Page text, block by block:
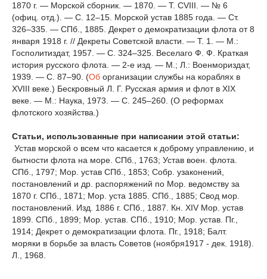
1870 г. — Морской сборник. — 1870. — Т. CVIII. — № 6
(офиц. отд.). — С. 12–15. Морской устав 1885 года. — Ст.
326–335. — СПб., 1885. Декрет о демократизации флота от 8
января 1918 г. // Декреты Советской власти. — Т. 1. — М.:
Госполитиздат, 1957. — С. 324–325. Веселаго Ф. Ф. Краткая
история русского флота. — 2-е изд. — М.; Л.: Военмориздат,
1939. — С. 87–90. (Об организации службы на кораблях в
XVIII веке.) Бескровный Л. Г. Русская армия и флот в XIX
веке. — М.: Наука, 1973. — С. 245–260. (О реформах
флотского хозяйства.)
Статьи, использованные при написании этой статьи:
Устав морской о всем что касается к доброму управлению, и
бытности флота на море. СПб., 1763; Устав воен. флота.
СПб., 1797; Мор. устав СПб., 1853; Собр. узаконений,
постановлений и др. распоряжений по Мор. ведомству за
1870 г. СПб., 1871; Мор. уста 1885. СПб., 1885; Свод мор.
постановлений. Изд. 1886 г. СПб., 1887. Кн. XIV Мор. устав
1899. СПб., 1899; Мор. устав. СПб., 1910; Мор. устав. Пг.,
1914; Декрет о демократизации флота. Пг., 1918; Балт.
моряки в борьбе за власть Советов (ноября1917 - дек. 1918).
Л., 1968.